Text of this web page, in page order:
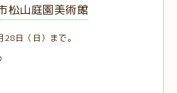
松山庭園美術館
日（日）まで。